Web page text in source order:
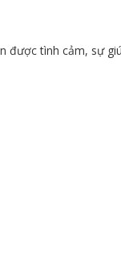
được tình cảm, sự